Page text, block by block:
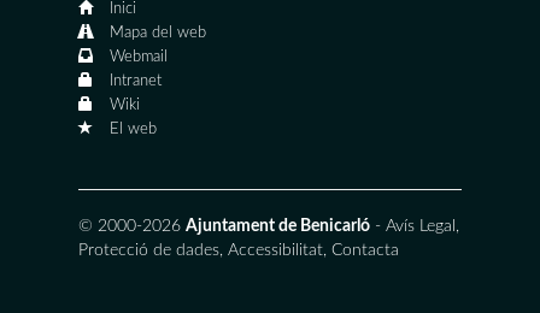
Inici
Mapa del web
Webmail
Intranet
Wiki
El web
© 2000-2026 Ajuntament de Benicarló - Avís Legal ,
Protecció de dades, Accessibilitat, Contacta